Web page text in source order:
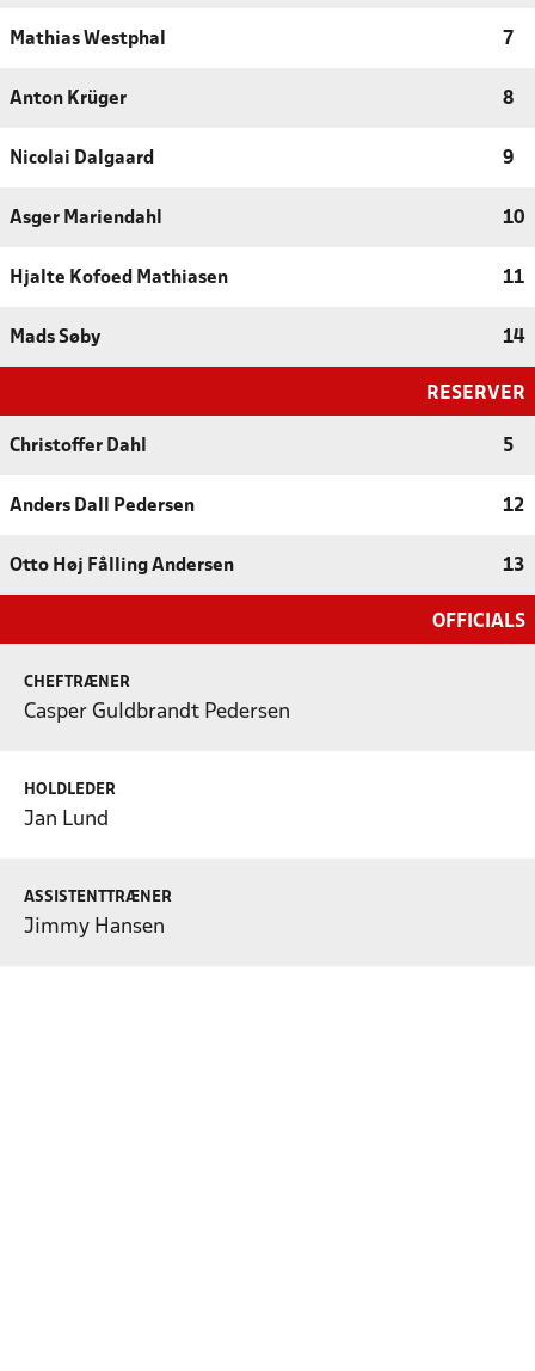
Mathias Westphal 7
Anton Krüger 8
Nicolai Dalgaard 9
Asger Mariendahl 10
Hjalte Kofoed Mathiasen 11
Mads Søby 14
RESERVER
Christoffer Dahl 5
Anders Dall Pedersen 12
Otto Høj Fålling Andersen 13
OFFICIALS
CHEFTRÆNER
Casper Guldbrandt Pedersen
HOLDLEDER
Jan Lund
ASSISTENTTRÆNER
Jimmy Hansen